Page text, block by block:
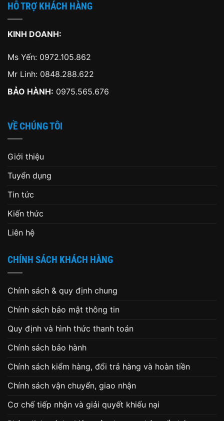
HỖ TRỢ KHÁCH HÀNG
KINH DOANH:
Ms Yến: 0972.105.862
Mr Linh: 0848.288.622
BẢO HÀNH: 0975.565.676
VỀ CHÚNG TÔI
Giới thiệu
Tuyển dụng
Tin tức
Kiến thức
Liên hệ
CHÍNH SÁCH KHÁCH HÀNG
Chính sách & quy định chung
Chính sách bảo mật thông tin
Quy định và hình thức thanh toán
Chính sách bảo hành
Chính sách kiểm hàng, đổi trả hàng và hoàn tiền
Chính sách vận chuyển, giao nhận
Cơ chế tiếp nhận và giải quyết khiếu nại